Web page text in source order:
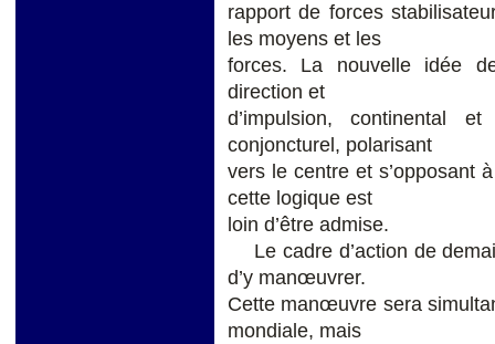
rapport de forces
les moyens et les
forces. La nouvelle idée
direction et
d’impulsion, continental
conjoncturel, polarisant
vers le centre et s’opposant
cette logique est
loin d’être admise.
Le cadre d’action de
d’y manœuvrer.
Cette manœuvre sera
mondiale, mais